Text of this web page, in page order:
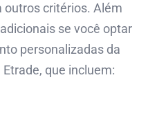
outros critérios. Além
se você optar
personalizadas da
que incluem: